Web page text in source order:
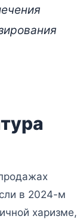
в 2024-м
харизме,